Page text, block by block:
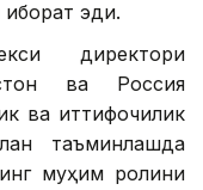
эди.
директори
ва Россия
ва иттифоқчилик
таъминлашда
муҳим ролини